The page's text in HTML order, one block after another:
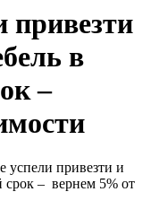
привезти
в
–
успели привезти и
срок – вернем 5% от